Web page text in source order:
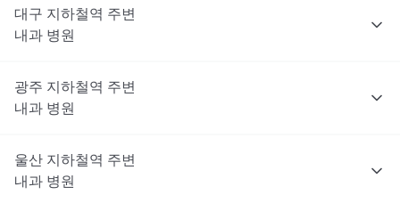
대구 지하철역 주변
내과 병원
광주 지하철역 주변
내과 병원
울산 지하철역 주변
내과 병원